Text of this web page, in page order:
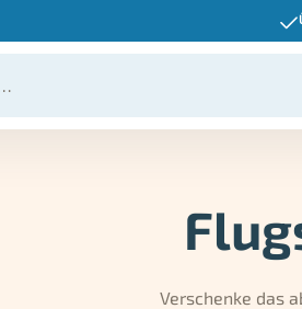
Verschenke das